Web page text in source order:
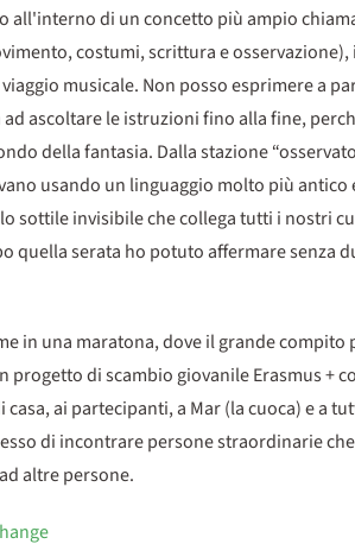
di un concetto più ampio
costumi, scrittura e
musicale. Non posso esprimere a
ascoltare le istruzioni fino alla fine,
della fantasia. Dalla stazione
usando un linguaggio molto più
sottile invisibile che collega tutti i nostri
quella serata ho potuto affermare
in una maratona, dove il grande
di scambio giovanile Erasmus +
ai partecipanti, a Mar (la cuoca) e a
di incontrare persone straordinarie
altre persone.